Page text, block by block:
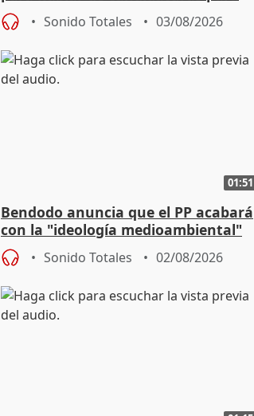
2027
Sonido Totales 03/08/2026
01:51
Bendodo anuncia que el PP acabará
con la "ideología medioambiental"
para regenerar las playas
Sonido Totales 02/08/2026